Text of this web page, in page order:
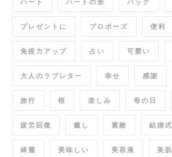
プレゼントに プロポーズ 便利
免疫力アップ 占い 可愛い
大人のラブレター 幸せ 感謝
旅行 桜 楽しみ 母の日
疲労回復 癒し 素敵 結婚式
綺麗 美味しい 美容液 美肌